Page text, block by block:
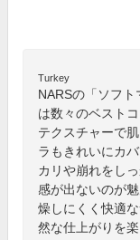
Turkey
NARSの「ソフト
は数々のベスト
テクスチャーで
ラもきれいにカ
カリや崩れをし
感が出ないのが
燥しにくく快適
然な仕上がりを楽